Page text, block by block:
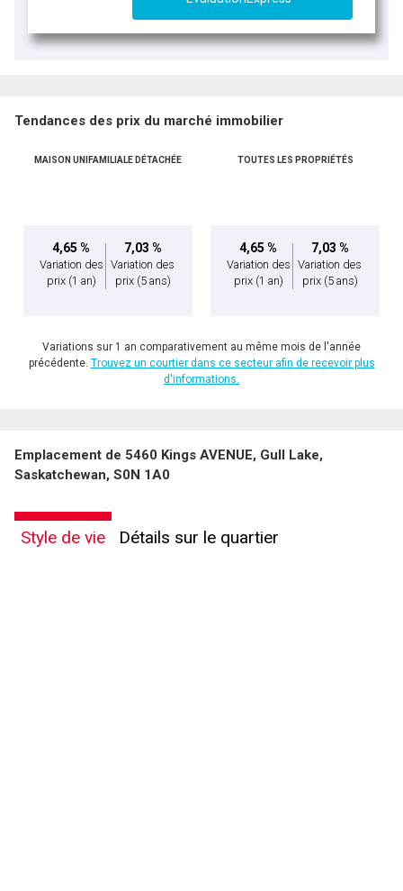
Tendances des prix du marché immobilier
MAISON UNIFAMILIALE DÉTACHÉE
4,65 %
Variation des
prix (1 an)
7,03 %
Variation des
prix (5 ans)
TOUTES LES PROPRIÉTÉS
4,65 %
Variation des
prix (1 an)
7,03 %
Variation des
prix (5 ans)
Variations sur 1 an comparativement au même mois de l'année
précédente. Trouvez un courtier dans ce secteur afin de recevoir plus
d'informations.
Emplacement de 5460 Kings AVENUE, Gull Lake,
Saskatchewan, S0N 1A0
Style de vie Détails sur le quartier